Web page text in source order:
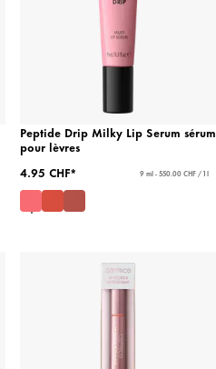
Peptide Drip Milky Lip Serum sérum
pour lèvres
4.95 CHF*
9 ml - 550.00 CHF / 1 l